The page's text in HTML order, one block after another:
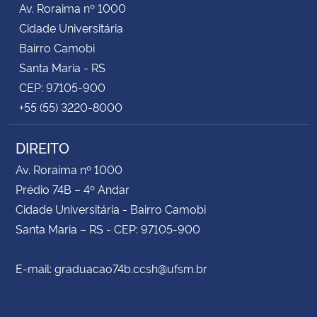
Secretaria-Geral
Secretaria de Governo
Gabinete de Segurança Institucional
Advocacia-Geral da União
Av. Roraima nº 1000
Cidade Universitária
Bairro Camobi
Santa Maria - RS
CEP: 97105-900
+55 (55) 3220-8000
DIREITO
Av. Roraima nº 1000
Prédio 74B – 4º Andar
Cidade Universitária - Bairro Camobi
Santa Maria – RS - CEP: 97105-900
E-mail: graduacao74b.ccsh@ufsm.br